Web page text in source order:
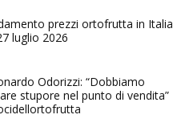
prezzi ortofrutta in Italia
luglio 2026
Odorizzi: “Dobbiamo
stupore nel punto di vendita”